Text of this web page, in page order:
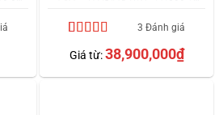
trên 5
dựa trên
3 Đánh giá
Giá từ:38,900,000₫